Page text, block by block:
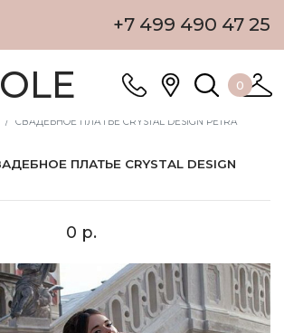
+7 499 490 47 25
0
СВАДЕБНОЕ ПЛАТЬЕ CRYSTAL DESIGN PETRA
ПЛАТЬЕ CRYSTAL DESIGN
0 р.